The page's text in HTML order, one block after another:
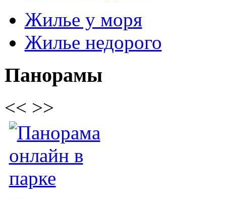
Жилье у моря
Жилье недорого
Панорамы
<< >>